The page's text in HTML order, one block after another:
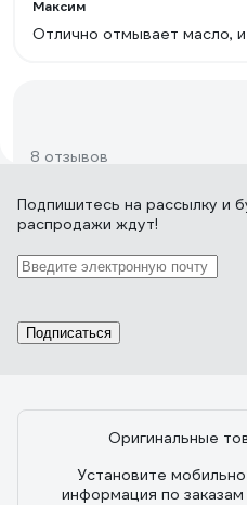
Максим
Отлично отмывает масло, и
8 отзывов
Отзыв о Растворитель
1л 51000
Покупаю не в первый раз.
масло оттирать (в этот раз
23 отзыва
Подпишитесь на рассылку и
распродажи ждут!
Подписаться
Оригинальные
Установите
информация по